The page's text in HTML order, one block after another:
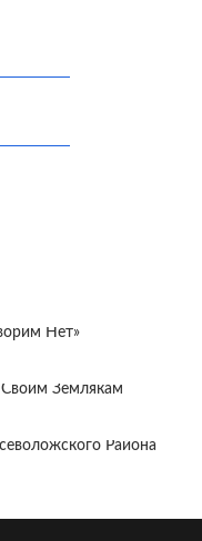
Нет»
Землякам
Района